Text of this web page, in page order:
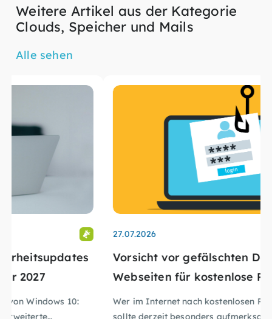
Weitere Artikel aus der Kategorie
Clouds, Speicher und Mails
Alle sehen
Vorsicht vor gefälschten Download-
Webseiten für kostenlose Programme
Wer im Internet nach kostenlosen Programmen sucht,
sollte derzeit besonders aufmerksam sein.